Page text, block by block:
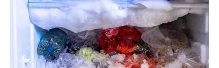
Veliko iznenađenje ulazi u vaš život
Pred vama su veoma posebni trenuci.
RIBE